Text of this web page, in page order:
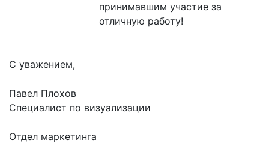
принимавшим участие за
отличную работу!
С уважением,
Павел Плохов
Специалист по визуализации
Отдел маркетинга